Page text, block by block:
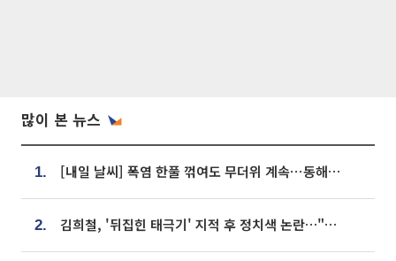
많이 본 뉴스
1. [내일 날씨] 폭염 한풀 꺾여도 무더위 계속⋯동해안 이틀 연속 비
2. 김희철, '뒤집힌 태극기' 지적 후 정치색 논란…"좌우 떠나 우리나라 국기"